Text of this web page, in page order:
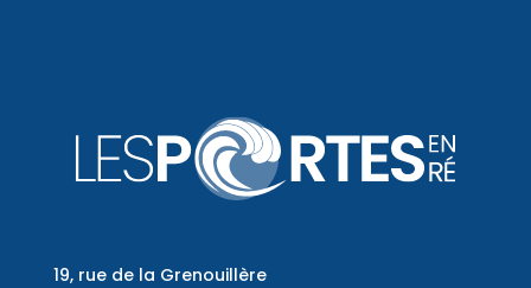
19, rue de la Grenouillère